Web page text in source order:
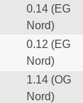
0.14 (EG
Nord)
0.12 (EG
Nord)
1.14 (OG
Nord)